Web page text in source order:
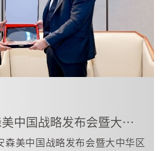
天岳先进参加安森美中国战略发布会暨大中华区总部揭牌仪式
森美中国战略发布会暨大中华区